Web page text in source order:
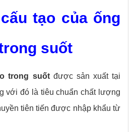
tạo của ống
suốt
trong suốt được sản xuất tại
với đó là tiêu chuẩn chất lượng
tiên tiến được nhập khẩu từ